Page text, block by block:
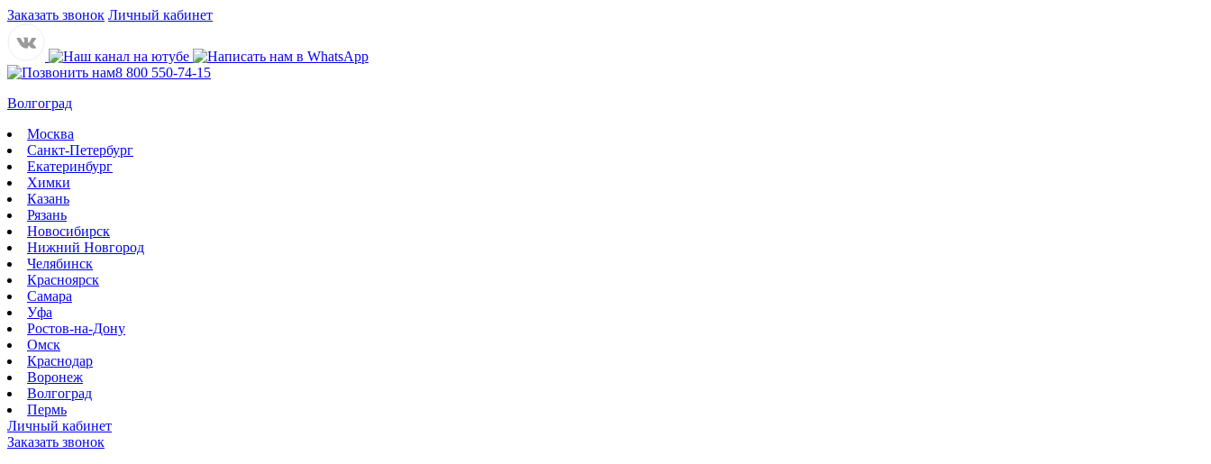
Заказать звонок Личный кабинет
8 800 550-74-15
Волгоград
Москва
Санкт-Петербург
Екатеринбург
Химки
Казань
Рязань
Новосибирск
Нижний Новгород
Челябинск
Красноярск
Самара
Уфа
Ростов-на-Дону
Омск
Краснодар
Воронеж
Волгоград
Пермь
Личный кабинет
Заказать звонок